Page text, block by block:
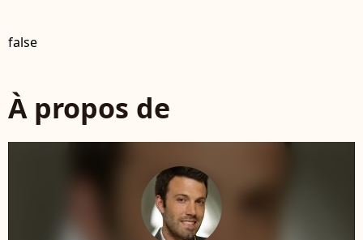
false
À propos de